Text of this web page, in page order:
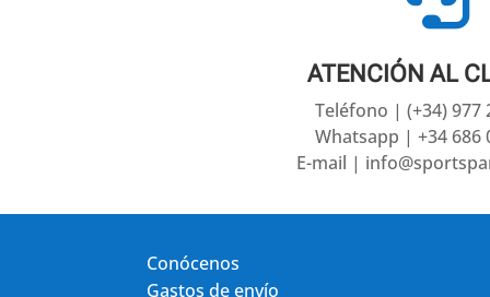
ATENCIÓN AL
Teléfono | (+34) 977
Whatsapp | +34 686
E-mail |
Conócenos
Gastos de envío